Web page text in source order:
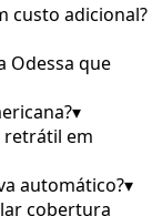
custo adicional?
Odessa que
▾
retrátil em
automático?▾
cobertura